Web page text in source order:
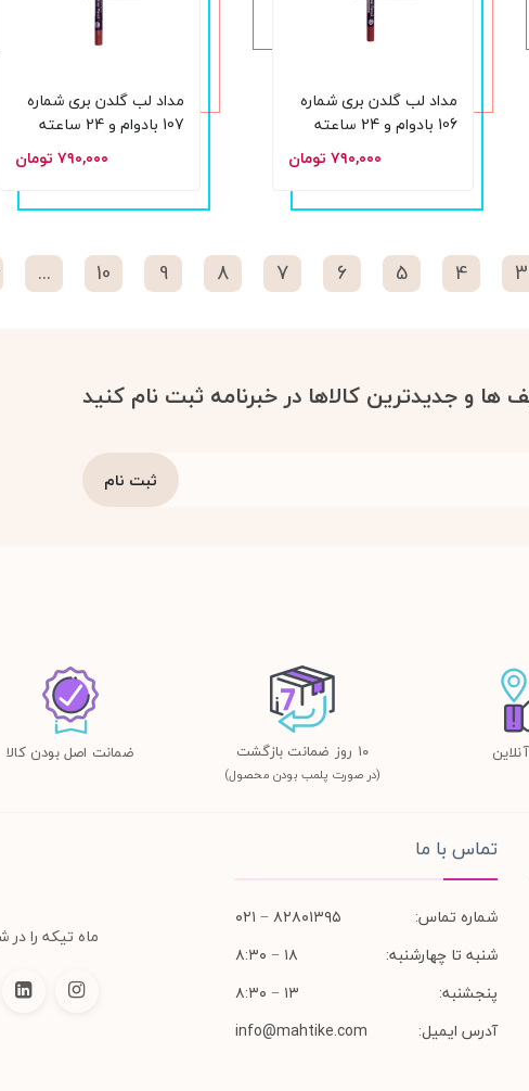
مداد لب گلدن بری شماره
106 بادوام و 24 ساعته
۷۹۰,۰۰۰ تومان
مداد لب گلدن بری شماره
107 بادوام و 24 ساعته
۷۹۰,۰۰۰ تومان
3
4
5
6
7
8
9
10
...
ها و جدیدترین کالاها در خبرنامه ثبت نام کنید
١٠ روز ضمانت بازگشت
(در صورت پلمب بودن محصول)
ضمانت اصل بودن کالا
تماس با ما
شماره تماس:
۸۲۸۰۱۳۹۵ − ۰۲۱
شنبه تا چهارشنبه:
۱۸ − ۸:۳۰
پنجشنبه:
۱۳ − ۸:۳۰
آدرس ایمیل:
info@mahtike.com
ماه تیکه را